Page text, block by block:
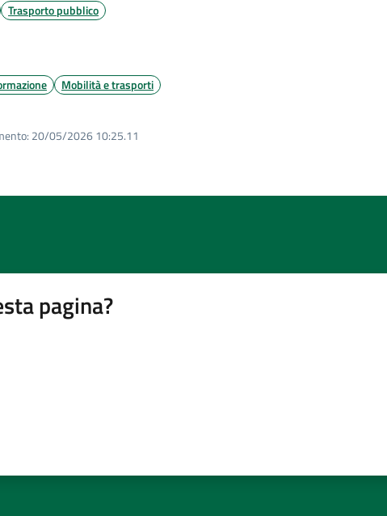
Trasporto pubblico
Mobilità e trasporti
20/05/2026 10:25.11
pagina?